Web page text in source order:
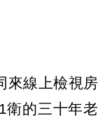
來線上檢視房
衛的三十年老